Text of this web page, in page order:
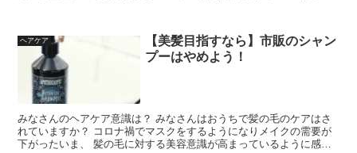
ヘアケア
【美髪目指すなら】市販のシャン
プーはやめよう！
みなさんのヘアケア意識は？ みなさんはおうちで髪の毛のケアはさ
れていますか？ コロナ禍でマスクをするようになりメイクの需要が
下がったいま、 髪の毛に対する美容意識が高まっているように感じ